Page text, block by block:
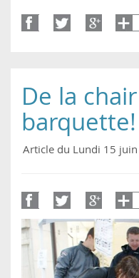
De la
barquette!
Article du Lundi 15